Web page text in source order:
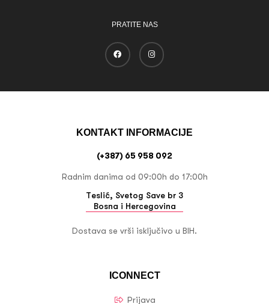
PRATITE NAS
ICONNECT
Prijava
KONTAKT INFORMACIJE
(+387) 65 958 092
Radnim danima od 09:00h do 17:00h
Teslić, Svetog Save br 3
Bosna i Hercegovina
Dostava se vrši isključivo u BIH.